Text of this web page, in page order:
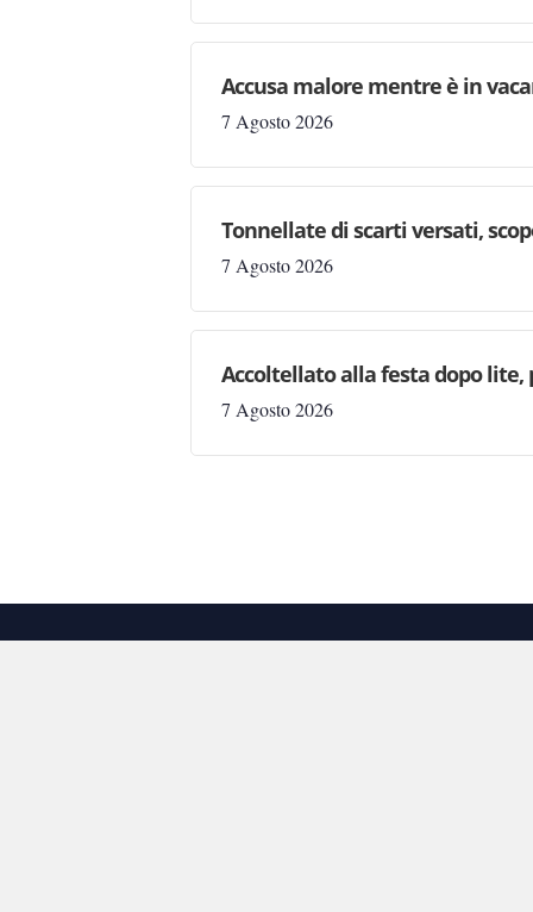
Accusa malore mentre è in
7 Agosto 2026
Tonnellate di scarti versati,
7 Agosto 2026
Accoltellato alla festa dopo lite,
7 Agosto 2026